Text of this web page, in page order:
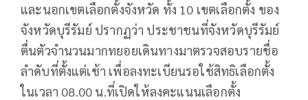
และนอกเขตเลือกตั้งจังหวัด ทั้ง 10 เขตเลือกตั้ง ของ
จังหวัดบุรีรัมย์ ปรากฏว่า ประชาชนที่จังหวัดบุรีรัมย์
ตื่นตัวจำนวนมากทยอยเดินทางมาตรวจสอบรายชื่อ
ลำดับที่ตั้งแต่เช้า เพื่อลงทะเบียนรอใช้สิทธิเลือกตั้ง
ในเวลา 08.00 น.ที่เปิดให้ลงคะแนนเลือกตั้ง